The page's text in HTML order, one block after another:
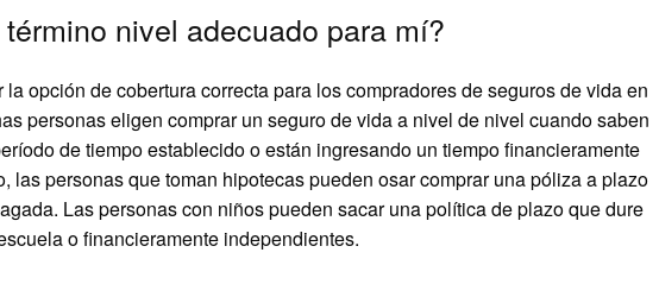
nivel adecuado para mí?
opción de cobertura correcta para los compradores de seguros de vida en
personas eligen comprar un seguro de vida a nivel de nivel cuando saben
de tiempo establecido o están ingresando un tiempo financieramente
las personas que toman hipotecas pueden osar comprar una póliza a plazo
Las personas con niños pueden sacar una política de plazo que dure
o financieramente independientes.